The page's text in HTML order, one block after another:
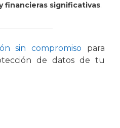
financieras significativas.
sin compromiso para
de datos de tu